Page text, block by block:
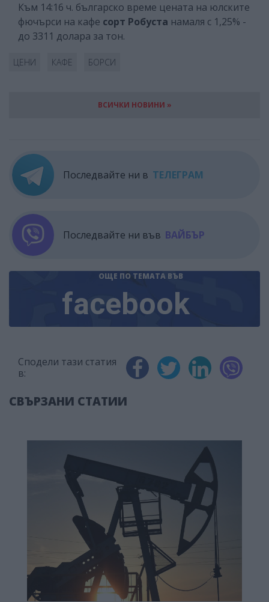
Към 14:16 ч. българско време цената на юлските
фючърси на кафе сорт Робуста намаля с 1,25% -
до 3311 долара за тон.
ЦЕНИ КАФЕ БОРСИ
ВСИЧКИ НОВИНИ »
Последвайте ни в ТЕЛЕГРАМ
Последвайте ни във ВАЙБЪР
ОЩЕ ПО ТЕМАТА ВЪВ
facebook
Сподели тази статия
в:
СВЪРЗАНИ СТАТИИ